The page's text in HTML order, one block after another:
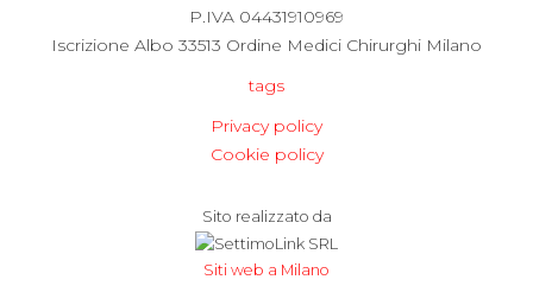
P.IVA 04431910969
Iscrizione Albo 33513 Ordine Medici Chirurghi Milano
tags
Privacy policy
Cookie policy
Sito realizzato da
Siti web a Milano